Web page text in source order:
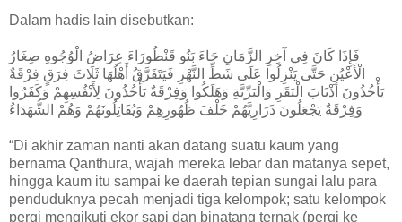
Dalam hadis lain disebutkan:
فَإِذَا كَانَ فِي آخِرِ الزَّمَانِ جَاءَ بَنُو قَنْطُورَاءَ عِرَاضُ الْوُجُوهِ صِغَارُ
الْأَعْيُنِ حَتَّى يَنْزِلُوا عَلَى شَطِّ النَّهْرِ فَيَتَفَرَّقُ أَهْلُهَا ثَلَاثَ فِرَقٍ فِرْقَةٌ
يَأْخُذُونَ أَذْنَابَ الْبَقَرِ وَالْبَرِّيَّةِ وَهَلَكُوا وَفِرْقَةٌ يَأْخُذُونَ لِأَنْفُسِهِمْ وَكَفَرُوا
وَفِرْقَةٌ يَجْعَلُونَ ذَرَارِيَّهُمْ خَلْفَ ظُهُورِهِمْ وَيُقَاتِلُونَهُمْ وَهُمْ الشُّهَدَاءُ
“Di akhir zaman nanti akan datang suatu kaum yang
bernama Qanthura, wajah mereka lebar dan matanya sepet,
hingga kaum itu sampai ke daerah tepian sungai lalu para
penduduknya pecah menjadi tiga kelompok; satu kelompok
pergi mengikuti ekor sapi dan binatang ternak (pergi ke